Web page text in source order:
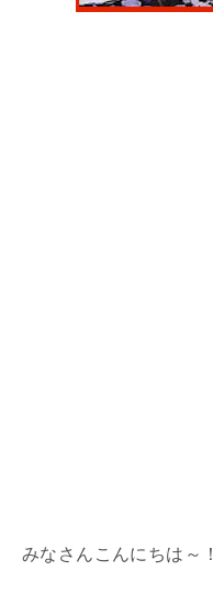
みなさんこんにちは～！